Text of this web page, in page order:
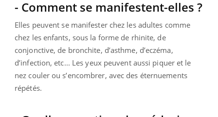
- Comment se manifestent-elles ?
Elles peuvent se manifester chez les adultes comme
chez les enfants, sous la forme de rhinite, de
conjonctive, de bronchite, d’asthme, d’eczéma,
d’infection, etc... Les yeux peuvent aussi piquer et le
nez couler ou s’encombrer, avec des éternuements
répétés.